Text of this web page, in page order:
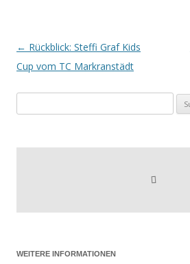
Beitragsnavigation
← Rückblick: Steffi Graf Kids
Cup vom TC Markranstädt
nach:
WEITERE INFORMATIONEN